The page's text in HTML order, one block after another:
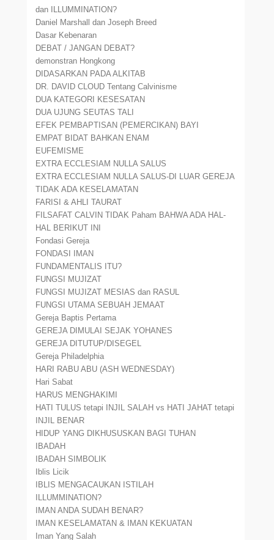
dan ILLUMMINATION?
Daniel Marshall dan Joseph Breed
Dasar Kebenaran
DEBAT / JANGAN DEBAT?
demonstran Hongkong
DIDASARKAN PADA ALKITAB
DR. DAVID CLOUD Tentang Calvinisme
DUA KATEGORI KESESATAN
DUA UJUNG SEUTAS TALI
EFEK PEMBAPTISAN (PEMERCIKAN) BAYI
EMPAT BIDAT BAHKAN ENAM
EUFEMISME
EXTRA ECCLESIAM NULLA SALUS
EXTRA ECCLESIAM NULLA SALUS-DI LUAR GEREJA
TIDAK ADA KESELAMATAN
FARISI & AHLI TAURAT
FILSAFAT CALVIN TIDAK Paham BAHWA ADA HAL-
HAL BERIKUT INI
Fondasi Gereja
FONDASI IMAN
FUNDAMENTALIS ITU?
FUNGSI MUJIZAT
FUNGSI MUJIZAT MESIAS dan RASUL
FUNGSI UTAMA SEBUAH JEMAAT
Gereja Baptis Pertama
GEREJA DIMULAI SEJAK YOHANES
GEREJA DITUTUP/DISEGEL
Gereja Philadelphia
HARI RABU ABU (ASH WEDNESDAY)
Hari Sabat
HARUS MENGHAKIMI
HATI TULUS tetapi INJIL SALAH vs HATI JAHAT tetapi
INJIL BENAR
HIDUP YANG DIKHUSUSKAN BAGI TUHAN
IBADAH
IBADAH SIMBOLIK
Iblis Licik
IBLIS MENGACAUKAN ISTILAH
ILLUMMINATION?
IMAN ANDA SUDAH BENAR?
IMAN KESELAMATAN & IMAN KEKUATAN
Iman Yang Salah